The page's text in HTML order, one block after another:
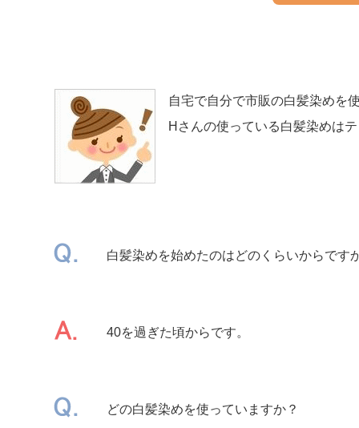
自宅で自分で市販の白髪染めを
Hさんの使っている白髪染めは
白髪染めを始めたのはどのくらいからです
40を過ぎた頃からです。
どの白髪染めを使っていますか？